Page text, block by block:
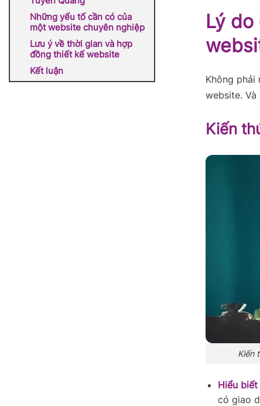
Những yếu tố cần có của
một website chuyên nghiệp
Lưu ý về thời gian và hợp
đồng thiết kế website
Kết luận
Lý
Không
website.
Kiến
Kiến
Hiểu biết
có giao